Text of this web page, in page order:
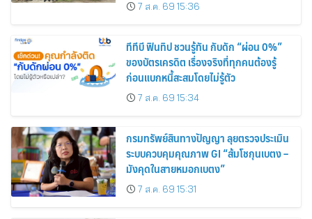
7 ส.ค. 69 15:36
ทีทีบี ฟินทิป ชวนรู้ทัน กับดัก “ผ่อน 0%”
ของบัตรเครดิต เรื่องจริงที่ทุกคนต้องรู้
ก่อนแบกหนี้สะสมโดยไม่รู้ตัว
7 ส.ค. 69 15:34
กรมทรัพย์สินทางปัญญา ลุยตรวจประเมิน
ระบบควบคุมคุณภาพ GI “ส้มโชกุนเบตง –
มังคุดในสายหมอกเบตง”
7 ส.ค. 69 15:31